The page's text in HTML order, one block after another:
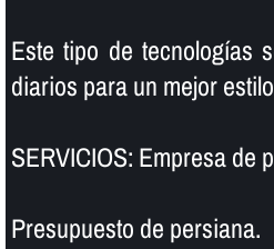
Este tipo de tecnologí­as
diarios para un mejor
SERVICIOS: Empresa de
Presupuesto de persiana.